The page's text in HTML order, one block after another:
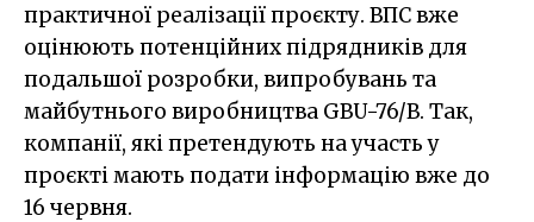
практичної реалізації проєкту. ВПС вже
оцінюють потенційних підрядників для
подальшої розробки, випробувань та
майбутнього виробництва GBU-76/B. Так,
компанії, які претендують на участь у
проєкті мають подати інформацію вже до
16 червня.